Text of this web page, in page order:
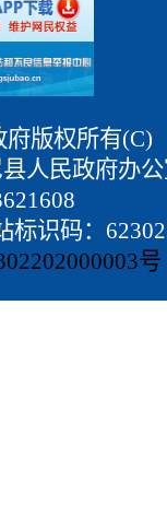
府版权所有
人民政府办
标识码：
号